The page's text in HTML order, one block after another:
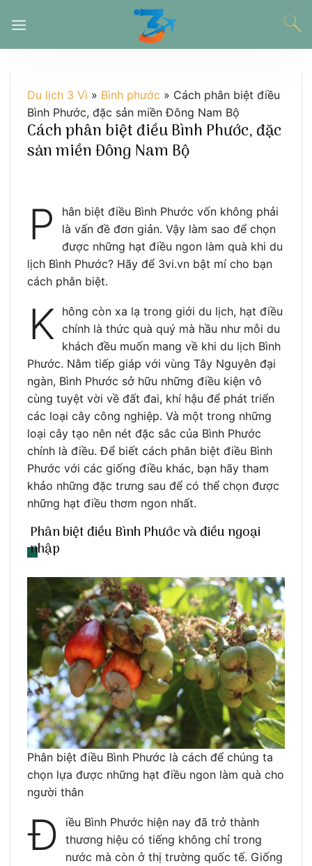
đến
Du lịch 3 Vì » Bình phước » Cách phân biệt điều
Bình Phước, đặc sản miền Đông Nam Bộ
Cách phân biệt điều Bình Phước, đặc
sản miền Đông Nam Bộ
P
hân biệt điều Bình Phước vốn không phải
là vấn đề đơn giản. Vậy làm sao để chọn
được những hạt điều ngon làm quà khi du
lịch Bình Phước? Hãy để 3vi.vn bật mí cho bạn
cách phân biệt.
K hông còn xa lạ trong giới du lịch, hạt điều
chính là thức quà quý mà hầu như mỗi du
khách đều muốn mang về khi du lịch Bình
Phước. Nằm tiếp giáp với vùng Tây Nguyên đại
ngàn, Bình Phước sở hữu những điều kiện vô
cùng tuyệt vời về đất đai, khí hậu để phát triển
các loại cây công nghiệp. Và một trong những
loại cây tạo nên nét đặc sắc của Bình Phước
chính là điều. Để biết cách phân biệt điều Bình
Phước với các giống điều khác, bạn hãy tham
khảo những đặc trưng sau để có thể chọn được
những hạt điều thơm ngon nhất.
Phân biệt điều Bình Phước và điều ngoại
nhập
Phân biệt điều Bình Phước là cách để chúng ta
chọn lựa được những hạt điều ngon làm quà cho
người thân
Đ
iều Bình Phước hiện nay đã trở thành
thương hiệu có tiếng không chỉ trong
nước mà còn ở thị trường quốc tế. Giống